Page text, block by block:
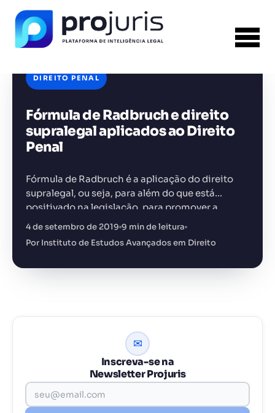
DIREITO PENAL
Fórmula de Radbruch e direito
supralegal aplicados ao Direito
Penal
Fórmula de Radbruch é a aplicação do direito
supralegal, ou seja, para além do que está
positivado na legislação, para promover a
justiça.
4 de setembro de 2019 9 min de leitura
Por Instituto de Estudos Avançados em Direito
✉
Inscreva-se na
Newsletter Projuris
FERRAMENTA RECOMENDADA PARA ESTE
CONTEÚDO
Gerador de Contrato de Honorários
+14.000 juristas